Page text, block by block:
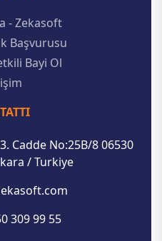
- Zekasoft
Başvurusu
Bayi Ol
Cadde No:25B/8 06530
/ Turkiye
309 99 55